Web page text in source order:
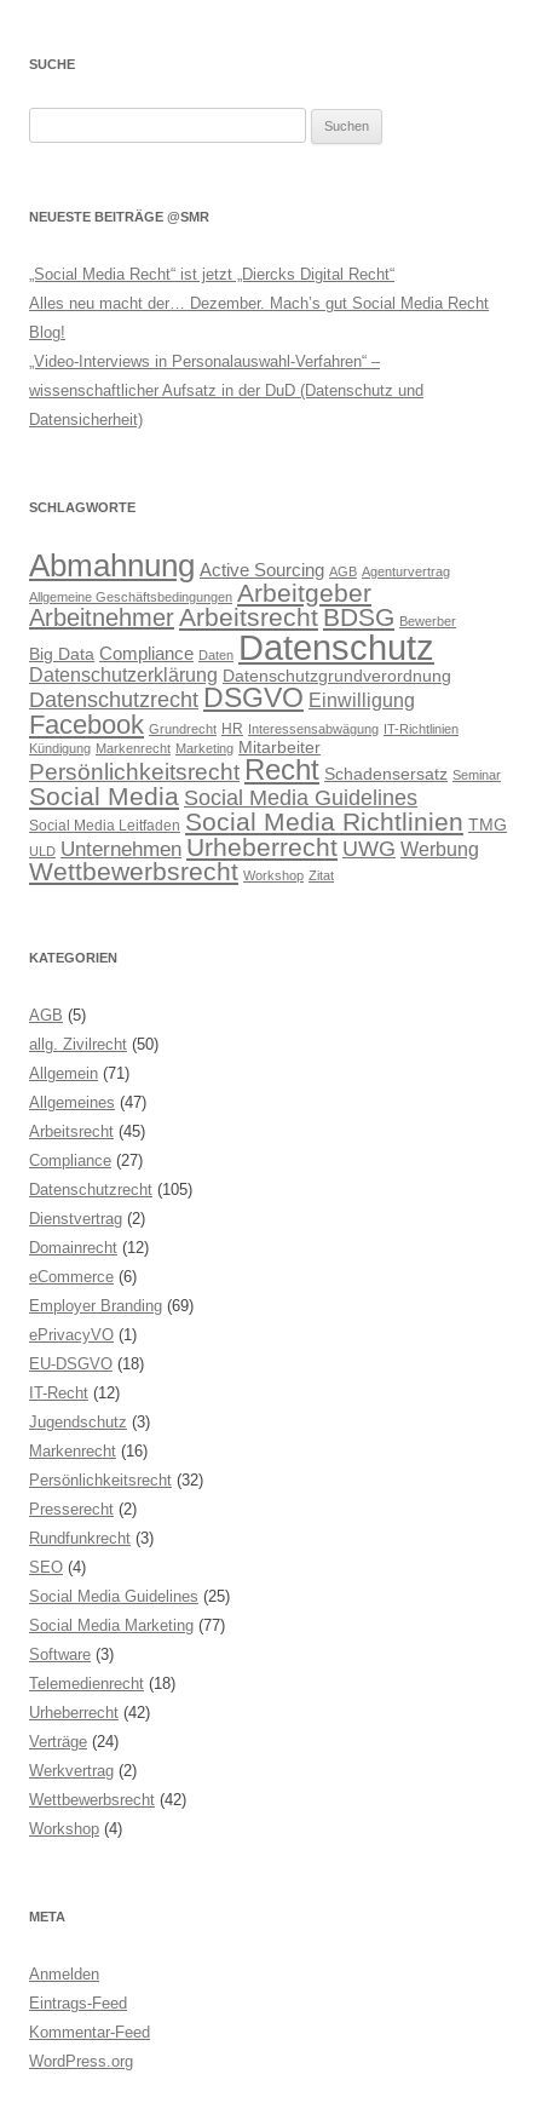
SUCHE
NEUESTE BEITRÄGE @SMR
„Social Media Recht“ ist jetzt „Diercks Digital Recht“
Alles neu macht der… Dezember. Mach’s gut Social Media Recht
Blog!
„Video-Interviews in Personalauswahl-Verfahren“ –
wissenschaftlicher Aufsatz in der DuD (Datenschutz und
Datensicherheit)
SCHLAGWORTE
Abmahnung Active Sourcing AGB Agenturvertrag
Allgemeine Geschäftsbedingungen Arbeitgeber
ArbeitnehmerArbeitsrecht BDSG Bewerber
Big Data Compliance Daten Datenschutz
Datenschutzerklärung Datenschutzgrundverordnung
Datenschutzrecht DSGVO Einwilligung
Facebook Grundrecht HR Interessensabwägung IT-Richtlinien
Kündigung Markenrecht Marketing Mitarbeiter
Persönlichkeitsrecht Recht Schadensersatz Seminar
Social Media Social Media Guidelines
Social Media Leitfaden Social Media Richtlinien TMG
ULD Unternehmen Urheberrecht UWG Werbung
Wettbewerbsrecht Workshop Zitat
KATEGORIEN
AGB (5)
allg. Zivilrecht (50)
Allgemein (71)
Allgemeines (47)
Arbeitsrecht (45)
Compliance (27)
Datenschutzrecht (105)
Dienstvertrag (2)
Domainrecht (12)
eCommerce (6)
Employer Branding (69)
ePrivacyVO (1)
EU-DSGVO (18)
IT-Recht (12)
Jugendschutz (3)
Markenrecht (16)
Persönlichkeitsrecht (32)
Presserecht (2)
Rundfunkrecht (3)
SEO (4)
Social Media Guidelines (25)
Social Media Marketing (77)
Software (3)
Telemedienrecht (18)
Urheberrecht (42)
Verträge (24)
Werkvertrag (2)
Wettbewerbsrecht (42)
Workshop (4)
META
Anmelden
Eintrags-Feed
Kommentar-Feed
WordPress.org